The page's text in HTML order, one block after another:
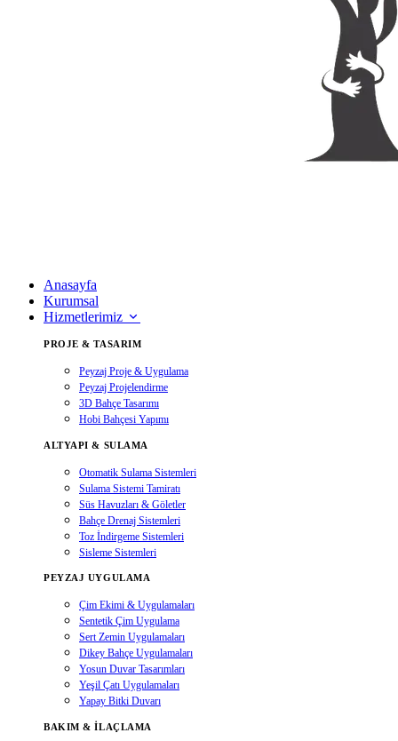
Anasayfa
Kurumsal
Hizmetlerimiz
PROJE & TASARIM
Peyzaj Proje & Uygulama
Peyzaj Projelendirme
3D Bahçe Tasarımı
Hobi Bahçesi Yapımı
ALTYAPI & SULAMA
Otomatik Sulama Sistemleri
Sulama Sistemi Tamiratı
Süs Havuzları & Göletler
Bahçe Drenaj Sistemleri
Toz İndirgeme Sistemleri
Sisleme Sistemleri
PEYZAJ UYGULAMA
Çim Ekimi & Uygulamaları
Sentetik Çim Uygulama
Sert Zemin Uygulamaları
Dikey Bahçe Uygulamaları
Yosun Duvar Tasarımları
Yeşil Çatı Uygulamaları
Yapay Bitki Duvarı
BAKIM & İLAÇLAMA